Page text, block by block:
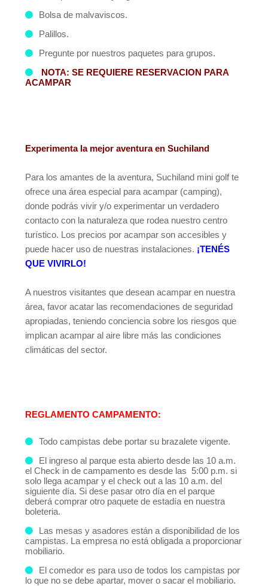
Bolsa de malvaviscos.
Palillos.
Pregunte por nuestros paquetes para grupos.
NOTA: SE REQUIERE RESERVACION PARA
ACAMPAR
Experimenta la mejor aventura en Suchiland
Para los amantes de la aventura, Suchiland mini golf te
ofrece una área especial para acampar (camping),
donde podrás vivir y/o experimentar un verdadero
contacto con la naturaleza que rodea nuestro centro
turístico. Los precios por acampar son accesibles y
puede hacer uso de nuestras instalaciones. ¡TENÉS
QUE VIVIRLO!
A nuestros visitantes que desean acampar en nuestra
área, favor acatar las recomendaciones de seguridad
apropiadas, teniendo conciencia sobre los riesgos que
implican acampar al aire libre más las condiciones
climáticas del sector.
REGLAMENTO CAMPAMENTO:
Todo campistas debe portar su brazalete vigente.
El ingreso al parque esta abierto desde las 10 a.m.
el ​Check in de campamento es desde las 5:00 p.m. si
solo llega acampar y el check out a las 10 a.m. del
siguiente día. Si dese pasar otro día en el parque
deberá comprar otro paquete de estadía en nuestra
boleteria.
Las mesas y asadores están a disponibilidad de los
campistas. La empresa no está obligada a proporcionar
mobiliario.
El comedor es para uso de todos los campistas por
lo que no se debe apartar, mover o sacar el mobiliario.